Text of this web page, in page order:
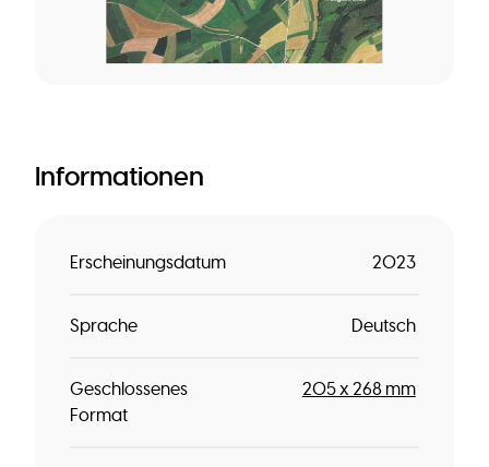
Informationen
Erscheinungsdatum 2023
Sprache Deutsch
Geschlossenes
Format
205 x 268 mm